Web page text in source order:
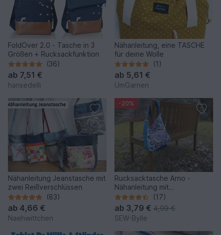
FoldOver 2.0 - Tasche in 3
Größen + Rucksackfunktion
(36)
ab 7,51 €
hansedelli
Nähanleitung, eine TASCHE
für deine Wolle
(1)
ab 5,61 €
UmGarnen
Nähanleitung Jeanstasche mit
zwei Reißverschlüssen
(83)
ab 4,66 €
Naehwittchen
-20%
Rucksacktasche Arno -
Nähanleitung mit
Schnittmuster zum
Ausdrucken
(17)
ab 3,79 € 4,99 €
SEW-Bylle